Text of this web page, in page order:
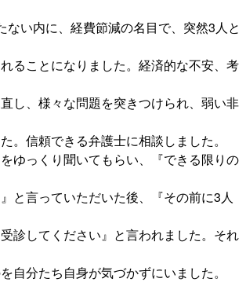
ない内に、経費節減の名目で、突然3人と
ることになりました。経済的な不安、考
し、様々な問題を突きつけられ、弱い非
。信頼できる弁護士に相談しました。
ゆっくり聞いてもらい、『できる限りの
と言っていただいた後、『その前に3人
診してください』と言われました。それ
自分たち自身が気づかずにいました。